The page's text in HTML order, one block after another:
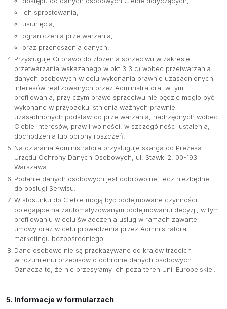
ich sprostowania,
usunięcia,
ograniczenia przetwarzania,
oraz przenoszenia danych.
Przysługuje Ci prawo do złożenia sprzeciwu w zakresie
przetwarzania wskazanego w pkt 3.3 c) wobec przetwarzania
danych osobowych w celu wykonania prawnie uzasadnionych
interesów realizowanych przez Administratora, w tym
profilowania, przy czym prawo sprzeciwu nie będzie mogło być
wykonane w przypadku istnienia ważnych prawnie
uzasadnionych podstaw do przetwarzania, nadrzędnych wobec
Ciebie interesów, praw i wolności, w szczególności ustalenia,
dochodzenia lub obrony roszczeń.
Na działania Administratora przysługuje skarga do Prezesa
Urzędu Ochrony Danych Osobowych, ul. Stawki 2, 00-193
Warszawa.
Podanie danych osobowych jest dobrowolne, lecz niezbędne
do obsługi Serwisu.
W stosunku do Ciebie mogą być podejmowane czynności
polegające na zautomatyzowanym podejmowaniu decyzji, w tym
profilowaniu w celu świadczenia usług w ramach zawartej
umowy oraz w celu prowadzenia przez Administratora
marketingu bezpośredniego.
Dane osobowe nie są przekazywane od krajów trzecich
w rozumieniu przepisów o ochronie danych osobowych.
Oznacza to, że nie przesyłamy ich poza teren Unii Europejskiej.
5. Informacje w formularzach